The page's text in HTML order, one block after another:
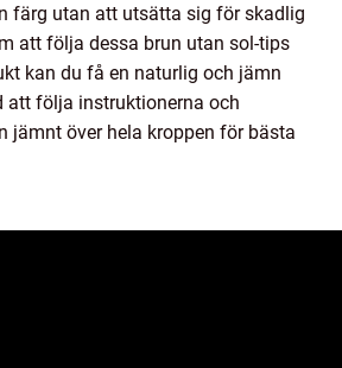
färg utan att utsätta sig för skadlig
att följa dessa brun utan sol-tips
kan du få en naturlig och jämn
att följa instruktionerna och
jämnt över hela kroppen för bästa